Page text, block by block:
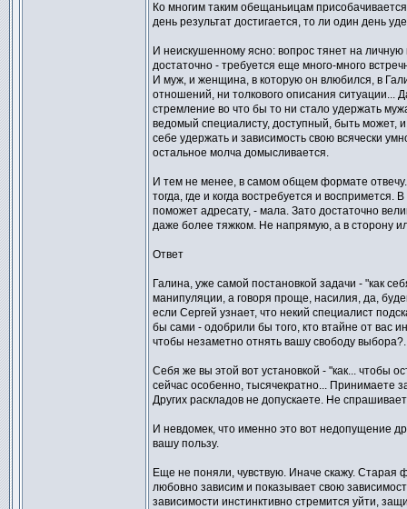
Ко многим таким обещаньицам
день результат достигается, то ли один день
И неискушенному ясно: вопрос тянет на
достаточно - требуется еще много-много
И муж, и женщина, в которую он влюбился, в
отношений, ни толкового описания ситуации...
стремление во что бы то ни стало удержать
ведомый специалисту, доступный, быть может,
себе удержать и зависимость свою всячески
остальное молча домысливается.
И тем не менее, в самом общем формате
тогда, где и когда востребуется и
поможет адресату, - мала. Зато достаточно
даже более тяжком. Не напрямую, а в сторону
Ответ
Галина, уже самой постановкой задачи - "как
манипуляции, а говоря проще, насилия, да,
если Сергей узнает, что некий специалист
бы сами - одобрили бы того, кто втайне от вас
чтобы незаметно отнять вашу свободу
Себя же вы этой вот установкой - "как... чтобы
сейчас особенно, тысячекратно... Принимаете
Других раскладов не допускаете. Не
И невдомек, что именно это вот недопущение
вашу пользу.
Еще не поняли, чувствую. Иначе скажу. Старая
любовно зависим и показывает свою
зависимости инстинктивно стремится уйти,